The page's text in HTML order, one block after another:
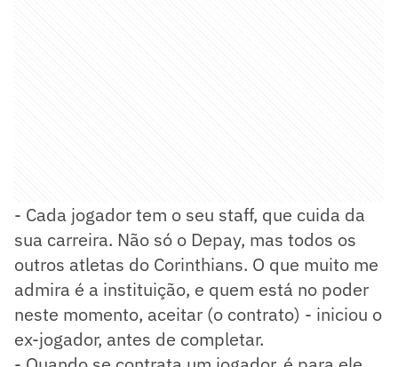
- Cada jogador tem o seu staff, que cuida da
sua carreira. Não só o Depay, mas todos os
outros atletas do Corinthians. O que muito me
admira é a instituição, e quem está no poder
neste momento, aceitar (o contrato) - iniciou o
ex-jogador, antes de completar.